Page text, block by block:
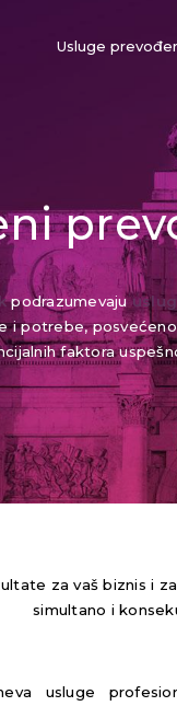
Usluge
podrazumevaju
i potrebe,
faktora
za vaš biznis i
simultano i
usluge